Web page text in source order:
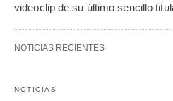
videoclip de su último sencillo
NOTICIAS RECIENTES
NOTICIAS